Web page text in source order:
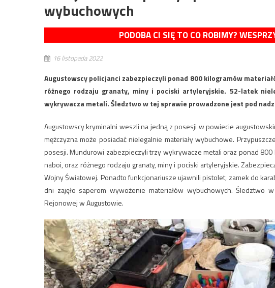
wybuchowych
PODOBA CI SIĘ TO CO ROBIMY?
16 listopada 2022
Augustowscy policjanci zabezpieczyli ponad 800 kilogramów
różnego rodzaju granaty, miny i pociski artyleryjskie. 52-latek
wykrywacza metali. Śledztwo w tej sprawie prowadzone jest pod
Augustowscy kryminalni weszli na jedną z posesji w powiecie
mężczyzna może posiadać nielegalnie materiały wybuchowe.
posesji. Mundurowi zabezpieczyli trzy wykrywacze metali oraz ponad
naboi, oraz różnego rodzaju granaty, miny i pociski artyleryjskie.
Wojny Światowej. Ponadto funkcjonariusze ujawnili pistolet, zamek do
dni zajęło saperom wywożenie materiałów wybuchowych.
Rejonowej w Augustowie.